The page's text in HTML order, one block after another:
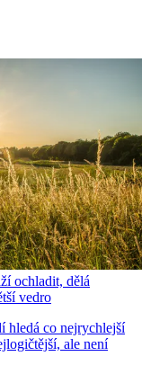
ochladit, dělá
vedro
hledá co nejrychlejší
ale není